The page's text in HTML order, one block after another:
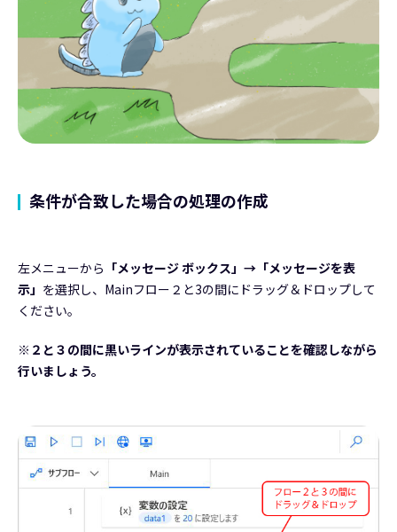
条件が合致した場合の処理の作成
左メニューから 「メッセージ ボックス」→「メッセージを表
示」 を選択し、Mainフロー２と3の間にドラッグ＆ドロップして
ください。
※２と３の間に黒いラインが表示されていることを確認しながら
行いましょう。